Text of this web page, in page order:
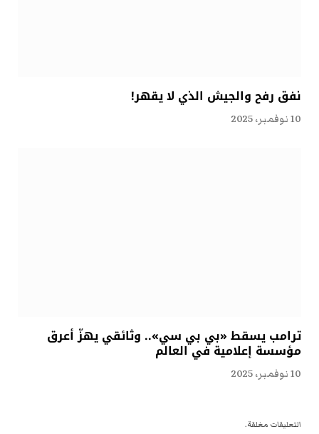
نفق رفح والجيش الذي لا يقهر!
10 نوفمبر، 2025
ترامب يسقط «بي بي سي».. وثائقي يهزّ أعرق
مؤسسة إعلامية في العالم
10 نوفمبر، 2025
التعليقات مغلقة.